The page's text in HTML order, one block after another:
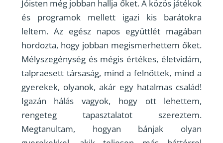
Jóisten még jobban hallja őket. A közös játékok
és programok mellett igazi kis barátokra
leltem. Az egész napos együttlét magában
hordozta, hogy jobban megismerhettem őket.
Mélyszegénység és mégis értékes, életvidám,
talpraesett társaság, mind a felnőttek, mind a
gyerekek, olyanok, akár egy hatalmas család!
Igazán hálás vagyok, hogy ott lehettem,
rengeteg tapasztalatot szereztem.
Megtanultam, hogyan bánjak olyan